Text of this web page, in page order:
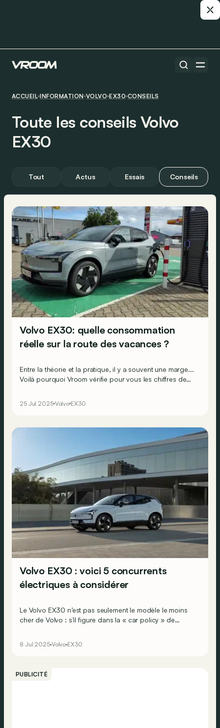
ACCUEIL INFORMATION VOLVO EX30 CONSEILS
Toute les conseils Volvo
EX30
Tout Actus Essais Conseils
Volvo EX30: quelle consommation
réelle sur la route des vacances ?
Entre la théorie et la pratique, il y a souvent une marge...
Voilà pourquoi Vroom vérifie pour vous les chiffres de
Volvo EX30 électrique pour un trajet estival entre
25 Jul 2025 Volvo EX30
Volvo EX30 : voici 5 concurrents
électriques à considérer
Le Volvo EX30 n’est pas seulement le modèle le moins
cher de Volvo : s’il figure dans la « car policy » de
les autres options que vous pourriez envisager ?
8 Jul 2025 Volvo EX30
PUBLICITÉ